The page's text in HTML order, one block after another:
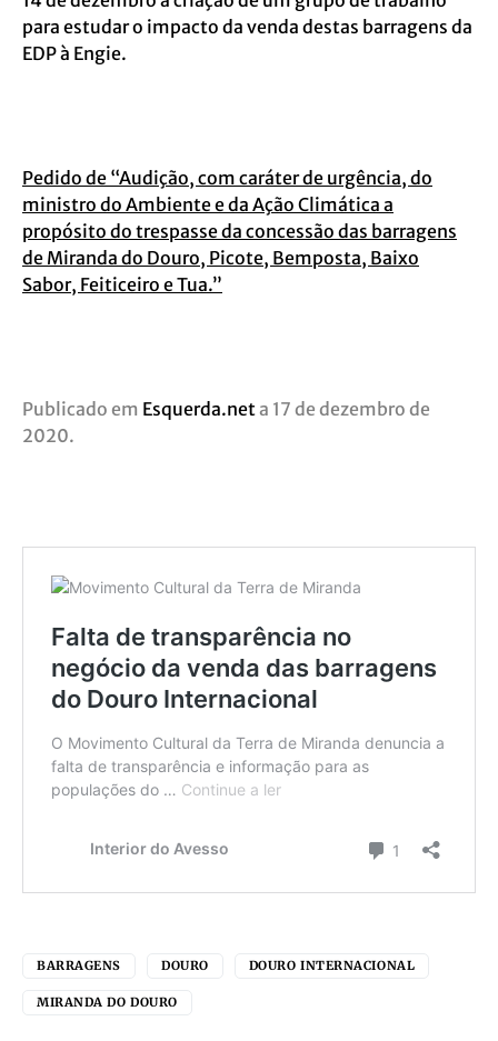
para estudar o impacto da venda destas barragens da
EDP à Engie.
Pedido de “Audição, com caráter de urgência, do
ministro do Ambiente e da Ação Climática a
propósito do trespasse da concessão das barragens
de Miranda do Douro, Picote, Bemposta, Baixo
Sabor, Feiticeiro e Tua.”
Publicado em Esquerda.neta 17 de dezembro de
2020.
BARRAGENS DOURO DOURO INTERNACIONAL
MIRANDA DO DOURO